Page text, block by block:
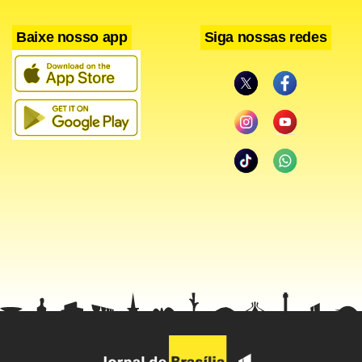
WhatsApp
LinkedIn
Twitter
X Telegram
Baixe nosso app Siga nossas redes